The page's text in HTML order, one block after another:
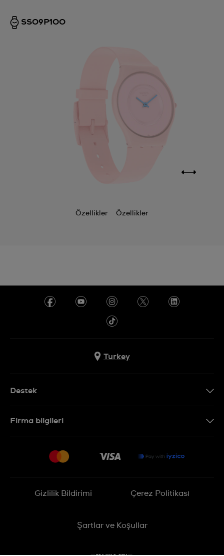
SS09P100
Özellikler Özellikler
Turkey
Destek
İade Politikası
Firma bilgileri
Gizlilik Bildirimi Çerez Politikası
Şartlar ve Koşullar